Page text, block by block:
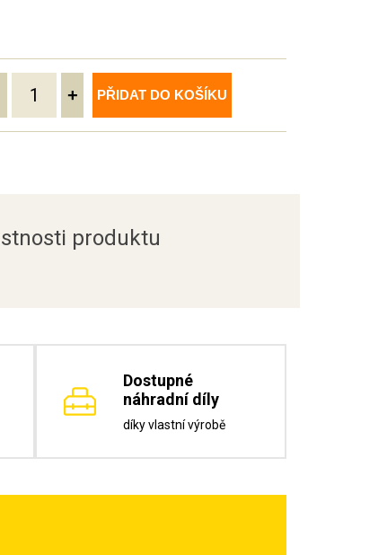
+ PŘIDAT DO KOŠÍKU
produktu
Dostupné
náhradní díly
díky vlastní výrobě